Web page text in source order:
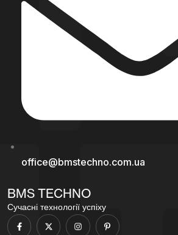
BMS TECHNO
Сучасні технології успіху
office@bmstechno.com.ua